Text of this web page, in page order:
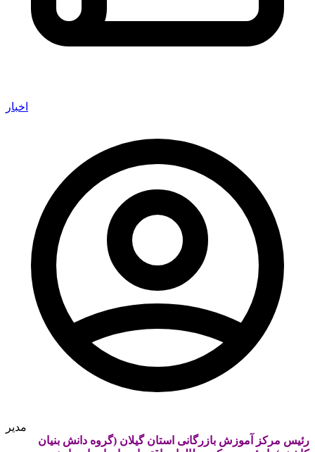
اخبار
مدیر
رئیس مرکز آموزش بازرگانی استان گیلان (گروه دانش بنیان